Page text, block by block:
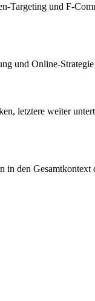
Targeting und F-
und Online-Strategie
letztere weiter
in den